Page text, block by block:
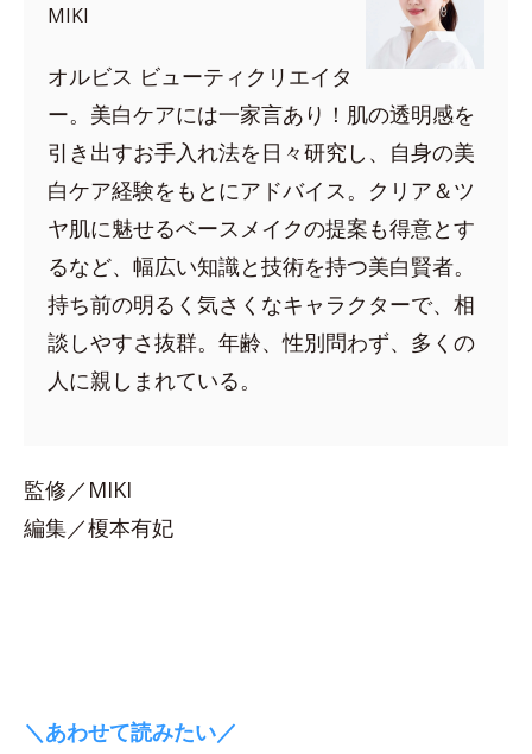
MIKI
オルビス ビューティクリエイタ
ー。美白ケアには一家言あり！肌の透明感を
引き出すお手入れ法を日々研究し、自身の美
白ケア経験をもとにアドバイス。クリア＆ツ
ヤ肌に魅せるベースメイクの提案も得意とす
るなど、幅広い知識と技術を持つ美白賢者。
持ち前の明るく気さくなキャラクターで、相
談しやすさ抜群。年齢、性別問わず、多くの
人に親しまれている。
監修／MIKI
編集／榎本有妃
＼あわせて読みたい／